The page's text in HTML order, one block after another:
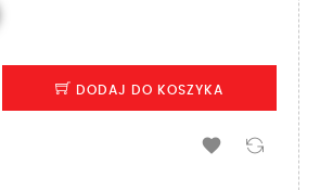
DODAJ DO KOSZYKA
